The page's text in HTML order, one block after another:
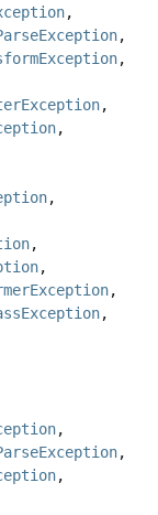
,
,
,
,
,
,
,
,
,
,
,
,
,